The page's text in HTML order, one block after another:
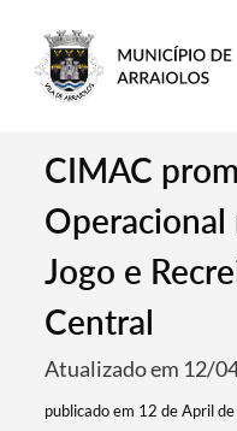
CIMAC
Operacional
Jogo e
Central
Atualizado em 12/
publicado em 12 de April